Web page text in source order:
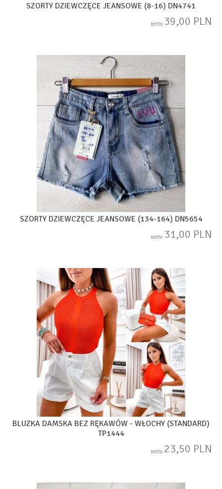
SZORTY DZIEWCZĘCE JEANSOWE (8-16) DN4741
netto 39,00 PLN
SZORTY DZIEWCZĘCE JEANSOWE (134-164) DN5654
netto 31,00 PLN
BLUZKA DAMSKA BEZ RĘKAWÓW - WŁOCHY (STANDARD)
TP1444
netto 23,50 PLN